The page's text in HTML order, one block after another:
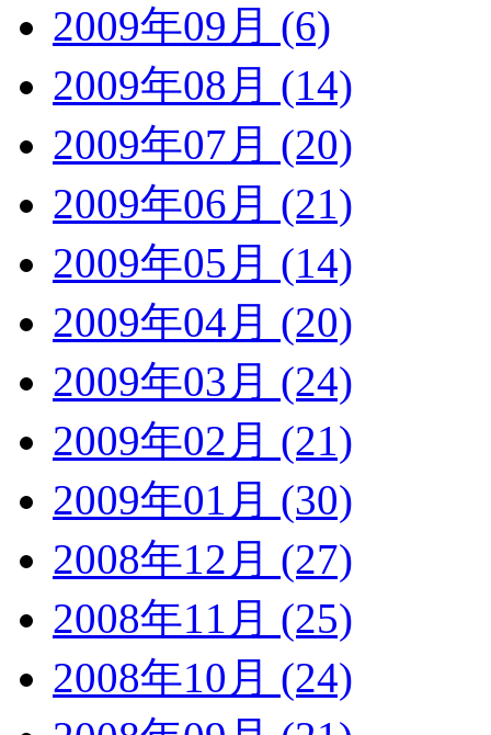
2009年09月 (6)
2009年08月 (14)
2009年07月 (20)
2009年06月 (21)
2009年05月 (14)
2009年04月 (20)
2009年03月 (24)
2009年02月 (21)
2009年01月 (30)
2008年12月 (27)
2008年11月 (25)
2008年10月 (24)